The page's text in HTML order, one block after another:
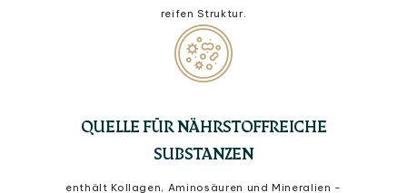
reifen Struktur.
QUELLE FÜR NÄHRSTOFFREICHE
SUBSTANZEN
enthält Kollagen, Aminosäuren und Mineralien -